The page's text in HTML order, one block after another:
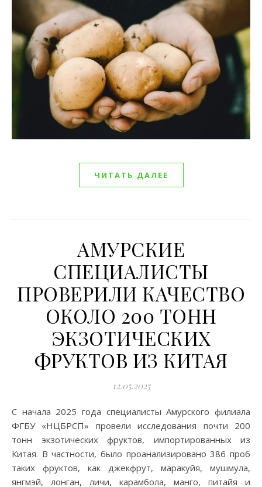
ЧИТАТЬ ДАЛЕЕ
АМУРСКИЕ
СПЕЦИАЛИСТЫ
ПРОВЕРИЛИ КАЧЕСТВО
ОКОЛО 200 ТОНН
ЭКЗОТИЧЕСКИХ
ФРУКТОВ ИЗ КИТАЯ
12.05.2025
С начала 2025 года специалисты Амурского филиала
ФГБУ «НЦБРСП» провели исследования почти 200
тонн экзотических фруктов, импортированных из
Китая. В частности, было проанализировано 386 проб
таких фруктов, как джекфрут, маракуйя, мушмула,
янгмэй, лонган, личи, карамбола, манго, питайя и